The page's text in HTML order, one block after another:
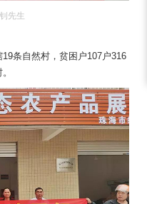
先生
条自然村，贫困户107户316